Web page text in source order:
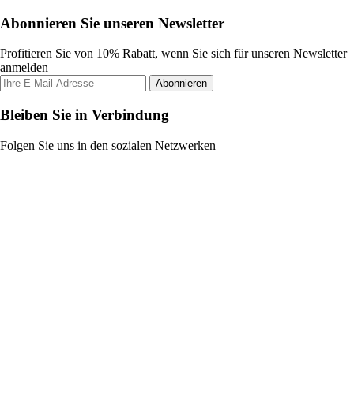
Abonnieren Sie unseren Newsletter
Profitieren Sie von 10% Rabatt, wenn Sie sich für unseren Newsletter
anmelden
Abonnieren
Bleiben Sie in Verbindung
Folgen Sie uns in den sozialen Netzwerken